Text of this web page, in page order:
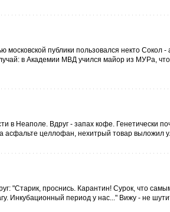
публики пользовался некто Сокол -
в Академии МВД учился майор из МУРа,
в Неаполе. Вдруг - запах кофе. Генетически
асфальте целлофан, нехитрый товар выложил
"Старик, проснись. Карантин! Сурок, что
Инкубационный период у нас..." Вижу - не